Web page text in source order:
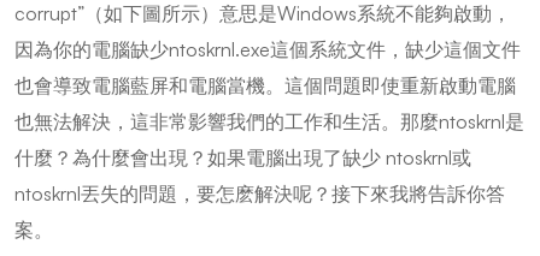
corrupt”（如下圖所示）意思是Windows系統不能夠啟動，
因為你的電腦缺少ntoskrnl.exe這個系統文件，缺少這個文件
也會導致電腦藍屏和電腦當機。這個問題即使重新啟動電腦
也無法解決，這非常影響我們的工作和生活。那麼ntoskrnl是
什麼？為什麼會出現？如果電腦出現了缺少 ntoskrnl或
ntoskrnl丟失的問題，要怎麽解決呢？接下來我將告訴你答
案。